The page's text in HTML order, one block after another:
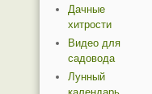
Дачные
хитрости
Видео для
садовода
Лунный